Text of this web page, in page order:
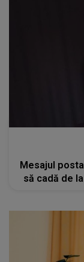
Mesajul
să cadă de